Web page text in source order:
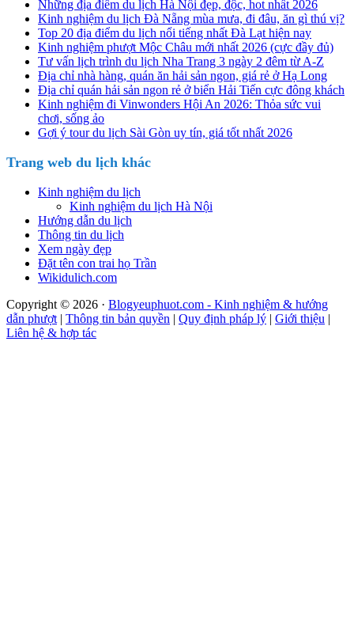
Những địa điểm du lịch Hà Nội đẹp, độc, hot nhất 2026
Kinh nghiệm du lịch Đà Nẵng mùa mưa, đi đâu, ăn gì thú vị?
Top 20 địa điểm du lịch nổi tiếng nhất Đà Lạt hiện nay
Kinh nghiệm phượt Mộc Châu mới nhất 2026 (cực đầy đủ)
Tư vấn lịch trình du lịch Nha Trang 3 ngày 2 đêm từ A-Z
Địa chỉ nhà hàng, quán ăn hải sản ngon, giá rẻ ở Hạ Long
Địa chỉ quán hải sản ngon rẻ ở biển Hải Tiến cực đông khách
Kinh nghiệm đi Vinwonders Hội An 2026: Thỏa sức vui
chơi, sống ảo
Gợi ý tour du lịch Sài Gòn uy tín, giá tốt nhất 2026
Trang web du lịch khác
Kinh nghiệm du lịch
Kinh nghiệm du lịch Hà Nội
Hướng dẫn du lịch
Thông tin du lịch
Xem ngày đẹp
Đặt tên con trai họ Trần
Wikidulich.com
Copyright © 2026 · Blogyeuphuot.com - Kinh nghiệm & hướng
dẫn phượt| Thông tin bản quyền | Quy định pháp lý | Giới thiệu |
Liên hệ & hợp tác